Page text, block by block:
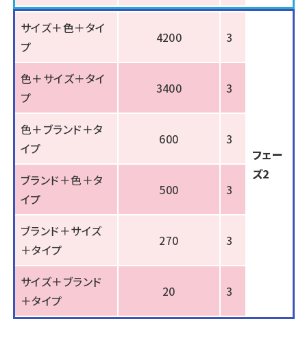
サイズ＋色＋タイ
プ
4200 3
フェー
ズ2
色＋サイズ＋タイ
プ
3400 3
色＋ブランド＋タ
イプ
600 3
ブランド＋色＋タ
イプ
500 3
ブランド＋サイズ
＋タイプ
270 3
サイズ＋ブランド
＋タイプ
20 3